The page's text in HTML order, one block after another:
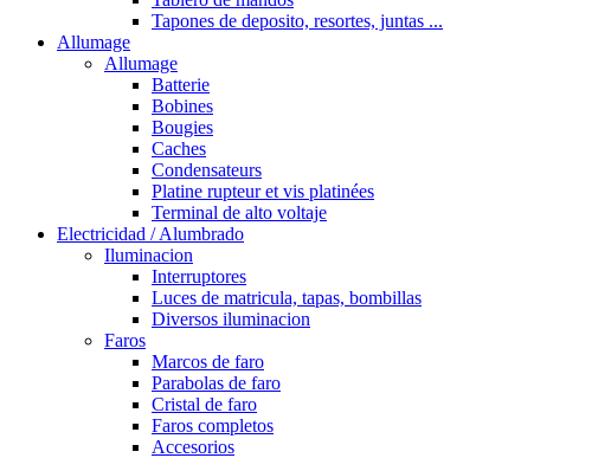
Tapones de deposito, resortes, juntas ...
Allumage
Allumage
Batterie
Bobines
Bougies
Caches
Condensateurs
Platine rupteur et vis platinées
Terminal de alto voltaje
Electricidad / Alumbrado
Iluminacion
Interruptores
Luces de matricula, tapas, bombillas
Diversos iluminacion
Faros
Marcos de faro
Parabolas de faro
Cristal de faro
Faros completos
Accesorios